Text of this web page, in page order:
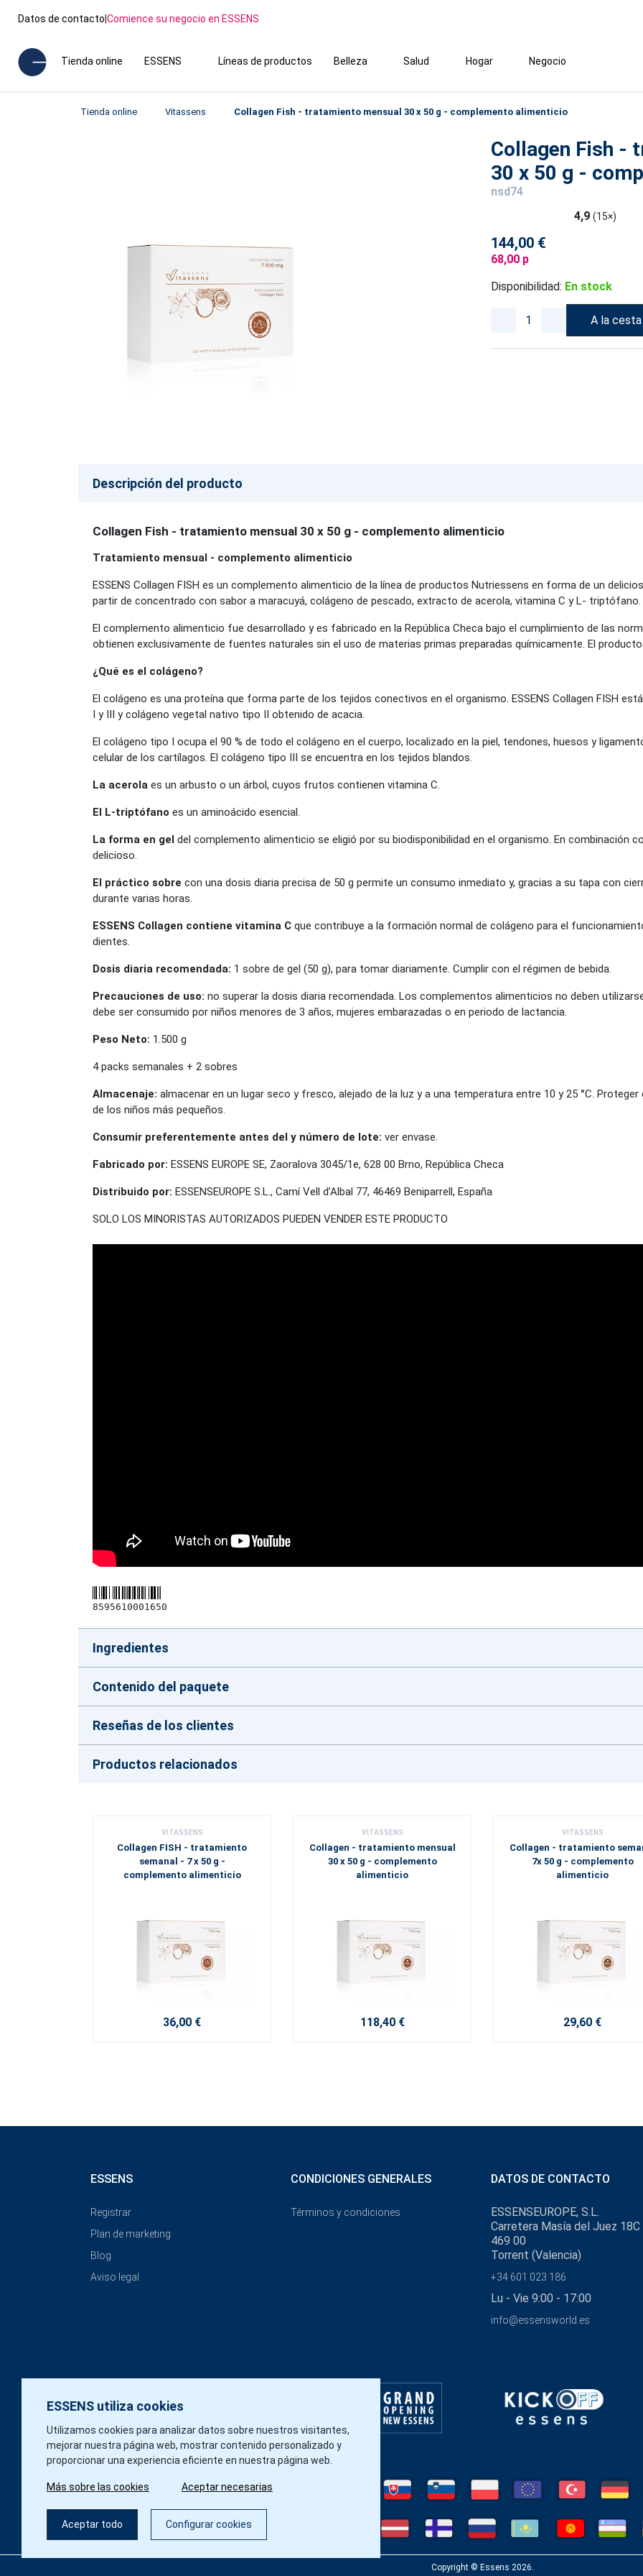
Datos de contacto|Comience su negocio en ESSENS
Tienda online ESSENS Líneas de productos Belleza Salud Hogar Negocio
Tienda online Vitassens Collagen Fish - tratamiento mensual 30 x 50 g - complemento alimenticio
Collagen Fish -
30 x 50 g -
nsd74
4,9 (15×)
144,00 €
68,00 p
Disponibilidad: En stock
A la cesta
Descripción del producto
Collagen Fish - tratamiento mensual 30 x 50 g - complemento alimenticio
Tratamiento mensual - complemento alimenticio
ESSENS Collagen FISH es un complemento alimenticio de la línea de productos Nutriessens en forma de un
partir de concentrado con sabor a maracuyá, colágeno de pescado, extracto de acerola, vitamina C y L- triptófano.
El complemento alimenticio fue desarrollado y es fabricado en la República Checa bajo el cumplimiento de las
obtienen exclusivamente de fuentes naturales sin el uso de materias primas preparadas químicamente. El
¿Qué es el colágeno?
El colágeno es una proteína que forma parte de los tejidos conectivos en el organismo. ESSENS Collagen FISH
I y III y colágeno vegetal nativo tipo II obtenido de acacia.
El colágeno tipo I ocupa el 90 % de todo el colágeno en el cuerpo, localizado en la piel, tendones, huesos y
celular de los cartílagos. El colágeno tipo III se encuentra en los tejidos blandos.
La acerola es un arbusto o un árbol, cuyos frutos contienen vitamina C.
El L-triptófano es un aminoácido esencial.
La forma en gel del complemento alimenticio se eligió por su biodisponibilidad en el organismo. En combinación
delicioso.
El práctico sobre con una dosis diaria precisa de 50 g permite un consumo inmediato y, gracias a su tapa con
durante varias horas.
ESSENS Collagen contiene vitamina C que contribuye a la formación normal de colágeno para el
dientes.
Dosis diaria recomendada: 1 sobre de gel (50 g), para tomar diariamente. Cumplir con el régimen de bebida.
Precauciones de uso: no superar la dosis diaria recomendada. Los complementos alimenticios no deben
debe ser consumido por niños menores de 3 años, mujeres embarazadas o en periodo de lactancia.
Peso Neto: 1.500 g
4 packs semanales + 2 sobres
Almacenaje: almacenar en un lugar seco y fresco, alejado de la luz y a una temperatura entre 10 y 25 °C.
de los niños más pequeños.
Consumir preferentemente antes del y número de lote: ver envase.
Fabricado por: ESSENS EUROPE SE, Zaoralova 3045/1e, 628 00 Brno, República Checa
Distribuido por: ESSENSEUROPE S.L., Camí Vell d’Albal 77, 46469 Beniparrell, España
SOLO LOS MINORISTAS AUTORIZADOS PUEDEN VENDER ESTE PRODUCTO
8595610001650
Ingredientes
Contenido del paquete
Reseñas de los clientes
Productos relacionados
VITASSENS
Collagen FISH - tratamiento
semanal - 7 x 50 g -
complemento alimenticio
36,00 €
VITASSENS
Collagen - tratamiento mensual
30 x 50 g - complemento
alimenticio
118,40 €
VITASSENS
Collagen - tratamiento
7x 50 g - complemento
alimenticio
29,60 €
ESSENS utiliza cookies
Utilizamos cookies para analizar datos sobre nuestros visitantes,
mejorar nuestra página web, mostrar contenido personalizado y
proporcionar una experiencia eficiente en nuestra página web.
Más sobre las cookies Aceptar necesarias
Aceptar todo Configurar cookies
ESSENS
Registrar
Plan de marketing
Blog
Aviso legal
CONDICIONES GENERALES
Términos y condiciones
DATOS DE CONTACTO
ESSENSEUROPE, S.L.
Carretera Masía del Juez 18C
469 00
Torrent (Valencia)
+34 601 023 186
Lu - Vie 9:00 - 17:00
info@essensworld.es
Copyright © Essens 2026.